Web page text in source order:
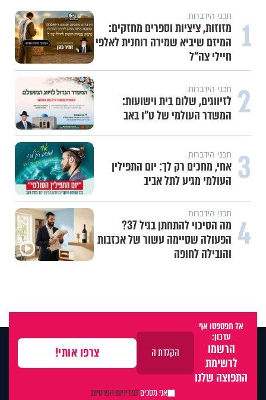
1 תכני הידברות
מזוזות, ציציות וספרים מחזקים:
המיזם שיביא שמירה רוחנית לאלפי
חיילי צה"ל
2 תכני הידברות
לזיווגים, שלום בית וישועות:
המשדר העולמי של ט"ו באב
3 תכני הידברות
אחי, מחכים רק לך: יום התפילין
העולמי מגיע לתל אביב
4 תכני הידברות
מה הסיכוי להתחתן בגיל 37?
הפעולה שסיימה עשור של אכזבות
והובילה לחופה
אל תפספסו אף
עדכון:
הרשמו
לרשימת
התפוצה שלנו
אני מסכיםלמדיניות הפרטיות